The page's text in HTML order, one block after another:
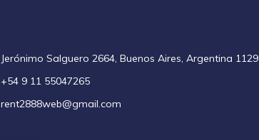
Jerónimo Salguero 2664, Buenos Aires, Argentina 1129
+54 9 11 55047265
rent2888web@gmail.com